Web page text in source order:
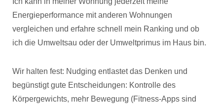
Energieperformance mit anderen Wohnungen
vergleichen und erfahre schnell mein Ranking und ob
ich die Umweltsau oder der Umweltprimus im Haus bin.
Wir halten fest: Nudging entlastet das Denken und
begünstigt gute Entscheidungen: Kontrolle des
Körpergewichts, mehr Bewegung (Fitness-Apps sind